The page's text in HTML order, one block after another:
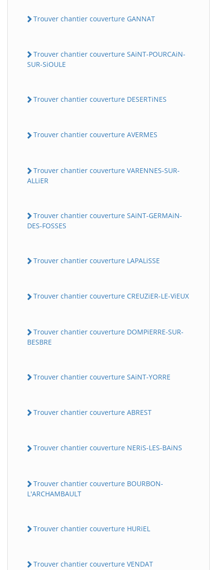
Trouver chantier couverture GANNAT
Trouver chantier couverture SAiNT-POURCAiN-
SUR-SiOULE
Trouver chantier couverture DESERTiNES
Trouver chantier couverture AVERMES
Trouver chantier couverture VARENNES-SUR-
ALLiER
Trouver chantier couverture SAiNT-GERMAiN-
DES-FOSSES
Trouver chantier couverture LAPALiSSE
Trouver chantier couverture CREUZiER-LE-ViEUX
Trouver chantier couverture DOMPiERRE-SUR-
BESBRE
Trouver chantier couverture SAiNT-YORRE
Trouver chantier couverture ABREST
Trouver chantier couverture NERiS-LES-BAiNS
Trouver chantier couverture BOURBON-
L'ARCHAMBAULT
Trouver chantier couverture HURiEL
Trouver chantier couverture VENDAT